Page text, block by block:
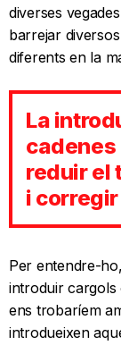
diverses
barrejar
diferents en la
La
reduir el
i
Per entendre-
introduir cargols
ens trobaríem
introdueixen